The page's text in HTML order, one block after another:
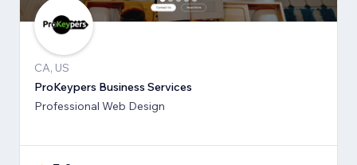
CA, US
ProKeypers Business Services
Professional Web Design